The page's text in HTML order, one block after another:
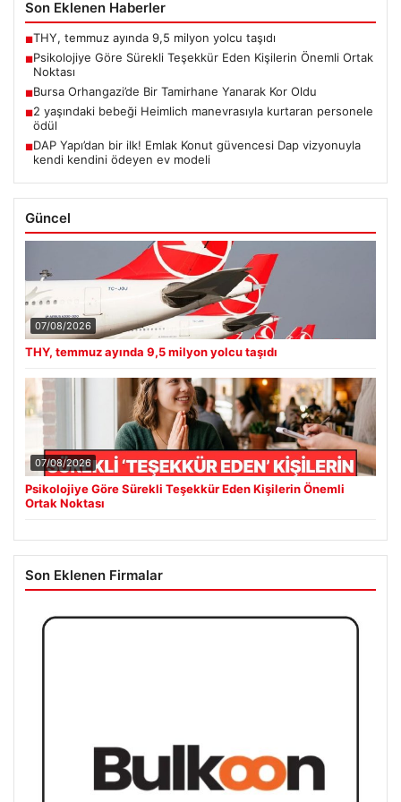
Son Eklenen Haberler
■THY, temmuz ayında 9,5 milyon yolcu taşıdı
■Psikolojiye Göre Sürekli Teşekkür Eden Kişilerin Önemli Ortak
Noktası
■Bursa Orhangazi’de Bir Tamirhane Yanarak Kor Oldu
■2 yaşındaki bebeği Heimlich manevrasıyla kurtaran personele
ödül
■DAP Yapı’dan bir ilk! Emlak Konut güvencesi Dap vizyonuyla
kendi kendini ödeyen ev modeli
Güncel
07/08/2026
THY, temmuz ayında 9,5 milyon yolcu taşıdı
07/08/2026
Psikolojiye Göre Sürekli Teşekkür Eden Kişilerin Önemli
Ortak Noktası
Son Eklenen Firmalar